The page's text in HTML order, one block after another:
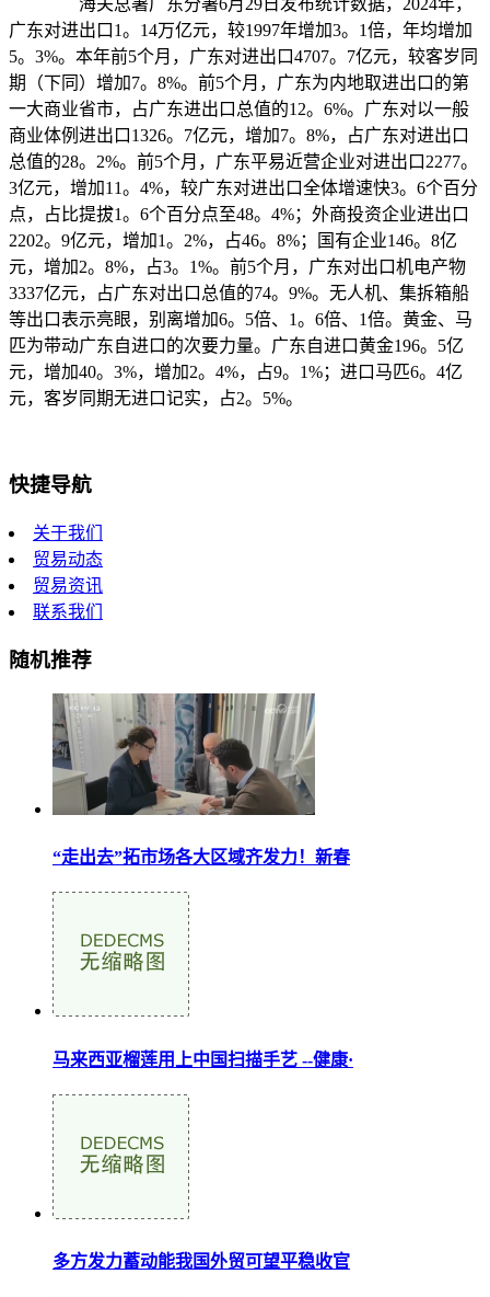
海关总署广东分署6月29日发布统计数据，2024年，
广东对进出口1。14万亿元，较1997年增加3。1倍，年均增加
5。3%。本年前5个月，广东对进出口4707。7亿元，较客岁同
期（下同）增加7。8%。前5个月，广东为内地取进出口的第
一大商业省市，占广东进出口总值的12。6%。广东对以一般
商业体例进出口1326。7亿元，增加7。8%，占广东对进出口
总值的28。2%。前5个月，广东平易近营企业对进出口2277。
3亿元，增加11。4%，较广东对进出口全体增速快3。6个百分
点，占比提拔1。6个百分点至48。4%；外商投资企业进出口
2202。9亿元，增加1。2%，占46。8%；国有企业146。8亿
元，增加2。8%，占3。1%。前5个月，广东对出口机电产物
3337亿元，占广东对出口总值的74。9%。无人机、集拆箱船
等出口表示亮眼，别离增加6。5倍、1。6倍、1倍。黄金、马
匹为带动广东自进口的次要力量。广东自进口黄金196。5亿
元，增加40。3%，增加2。4%，占9。1%；进口马匹6。4亿
元，客岁同期无进口记实，占2。5%。
快捷导航
关于我们
贸易动态
贸易资讯
联系我们
随机推荐
“走出去”拓市场各大区域齐发力！新春
马来西亚榴莲用上中国扫描手艺 --健康·
多方发力蓄动能我国外贸可望平稳收官